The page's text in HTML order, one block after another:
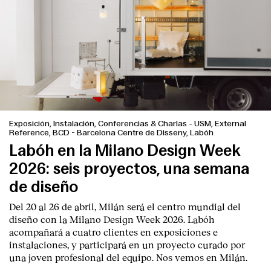
Exposición, Instalación, Conferencias & Charlas - USM, External
Reference, BCD - Barcelona Centre de Disseny, Labóh
Labóh en la Milano Design Week
2026: seis proyectos, una semana
de diseño
Del 20 al 26 de abril, Milán será el centro mundial del
diseño con la Milano Design Week 2026. Labóh
acompañará a cuatro clientes en exposiciones e
instalaciones, y participará en un proyecto curado por
una joven profesional del equipo. Nos vemos en Milán.